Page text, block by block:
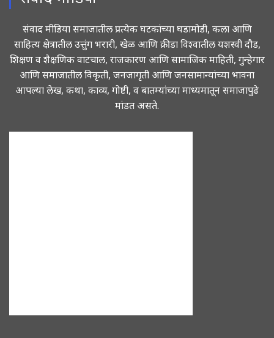
संवाद मीडिया समाजातील प्रत्येक घटकांच्या घडामोडी, कला आणि
साहित्य क्षेत्रातील उत्तुंग भरारी, खेळ आणि क्रीडा विश्वातील यशस्वी दौड,
शिक्षण व शैक्षणिक वाटचाल, राजकारण आणि सामाजिक माहिती, गुन्हेगार
आणि समाजातील विकृती, जनजागृती आणि जनसामान्यांच्या भावना
आपल्या लेख, कथा, काव्य, गोष्टी, व बातम्यांच्या माध्यमातून समाजापुढे
मांडत असते.